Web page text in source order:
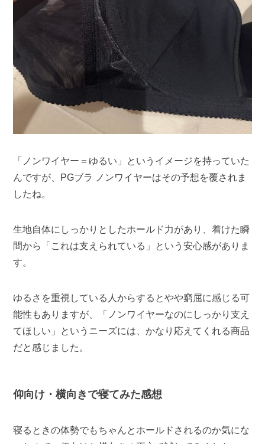
「ノンワイヤー＝ゆるい」というイメージを持っていた
んですが、PGブラ ノンワイヤーはその予想を覆されま
したね。
生地自体にしっかりとしたホールド力があり、着けた瞬
間から「これは支えられている」という安心感がありま
す。
ゆるさを重視している人からするとやや窮屈に感じる可
能性もありますが、「ノンワイヤーなのにしっかり支え
てほしい」というニーズには、かなり応えてくれる商品
だと感じました。
仰向け・横向きで寝てみた感想
寝るときの体勢でもちゃんとホールドされるのか気にな